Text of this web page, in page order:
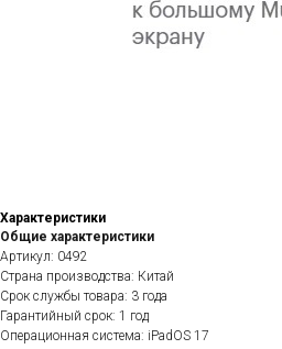
Характеристики
Общие характеристики
Артикул: 0492
Страна производства: Китай
Срок службы товара: 3 года
Гарантийный срок: 1 год
Операционная система: iPadOS 17